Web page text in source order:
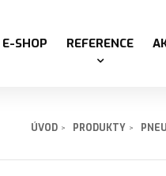
E-SHOP REFERENCE
ÚVOD PRODUKTY